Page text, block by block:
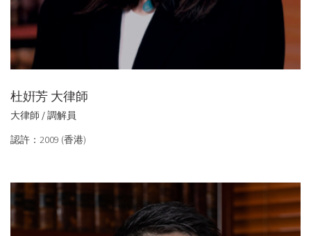
杜姸芳 大律師
大律師 / 調解員
認許：2009 (香港)